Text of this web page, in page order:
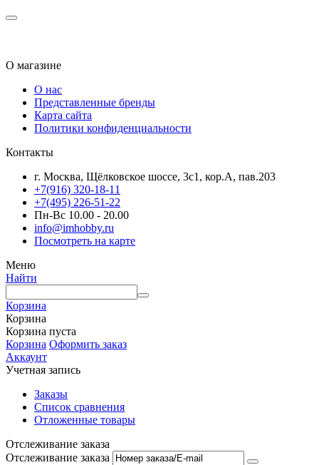
О магазине
О нас
Представленные бренды
Карта сайта
Политики конфиденциальности
Контакты
г. Москва, Щёлковское шоссе, 3с1, кор.А, пав.203
+7(916) 320-18-11
+7(495) 226-51-22
Пн-Вс 10.00 - 20.00
info@imhobby.ru
Посмотреть на карте
Меню
Найти
Корзина
Корзина
Корзина пуста
Корзина Оформить заказ
Аккаунт
Учетная запись
Заказы
Список сравнения
Отложенные товары
Отслеживание заказа
Отслеживание заказа